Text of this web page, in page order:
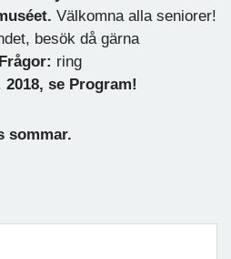
Välkomna alla seniorer!
besök då gärna
Frågor: ring
2018, se Program!
sommar.